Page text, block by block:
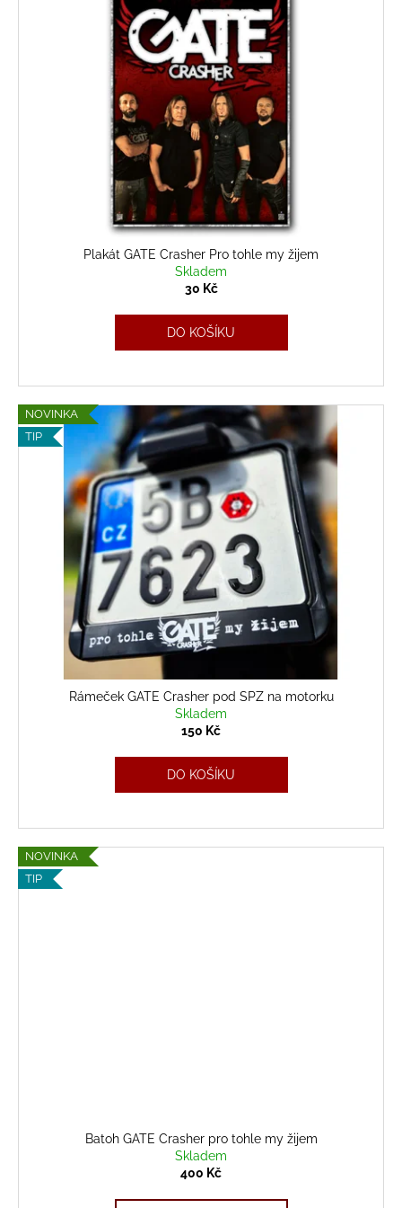
Plakát GATE Crasher Pro tohle my žijem
Skladem
30 Kč
DO KOŠÍKU
NOVINKA
TIP
Rámeček GATE Crasher pod SPZ na motorku
Skladem
150 Kč
DO KOŠÍKU
NOVINKA
TIP
Batoh GATE Crasher pro tohle my žijem
Skladem
400 Kč